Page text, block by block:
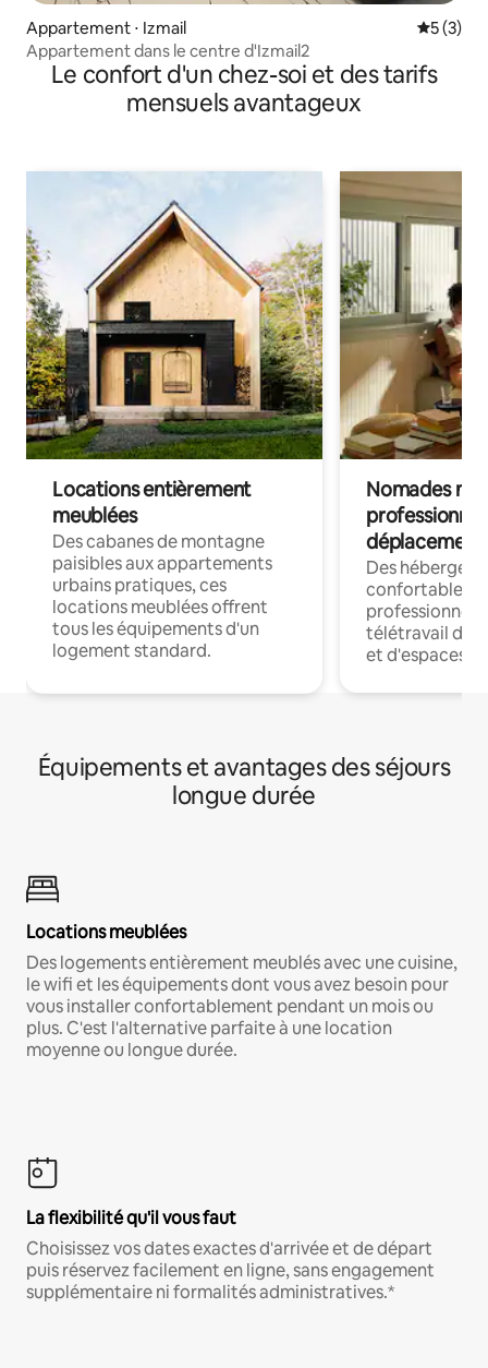
Appartement ⋅ Izmail
5 (3)
Appartement dans le centre d'Izmail2
Le confort d'un chez-soi et des tarifs
mensuels avantageux
Locations entièrement
meublées
Des cabanes de montagne
paisibles aux appartements
urbains pratiques, ces
locations meublées offrent
tous les équipements d'un
logement standard.
Nomades
déplacement
Des
confortables
professionnels
télétravail
et d'espaces
Équipements et avantages des séjours
longue durée
Locations meublées
Des logements entièrement meublés avec une cuisine,
le wifi et les équipements dont vous avez besoin pour
vous installer confortablement pendant un mois ou
plus. C'est l'alternative parfaite à une location
moyenne ou longue durée.
La flexibilité qu'il vous faut
Choisissez vos dates exactes d'arrivée et de départ
puis réservez facilement en ligne, sans engagement
supplémentaire ni formalités administratives.*